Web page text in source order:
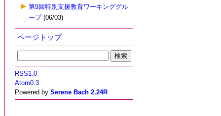
第9回特別支援教育ワーキンググル
ープ(06/03)
ページトップ
RSS1.0
Atom0.3
Powered by Serene Bach 2.24R